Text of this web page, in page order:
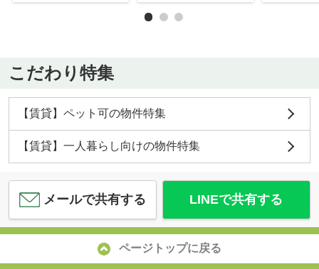
こだわり特集
【賃貸】ペット可の物件特集
【賃貸】一人暮らし向けの物件特集
メールで共有する LINEで共有する
ページトップに戻る